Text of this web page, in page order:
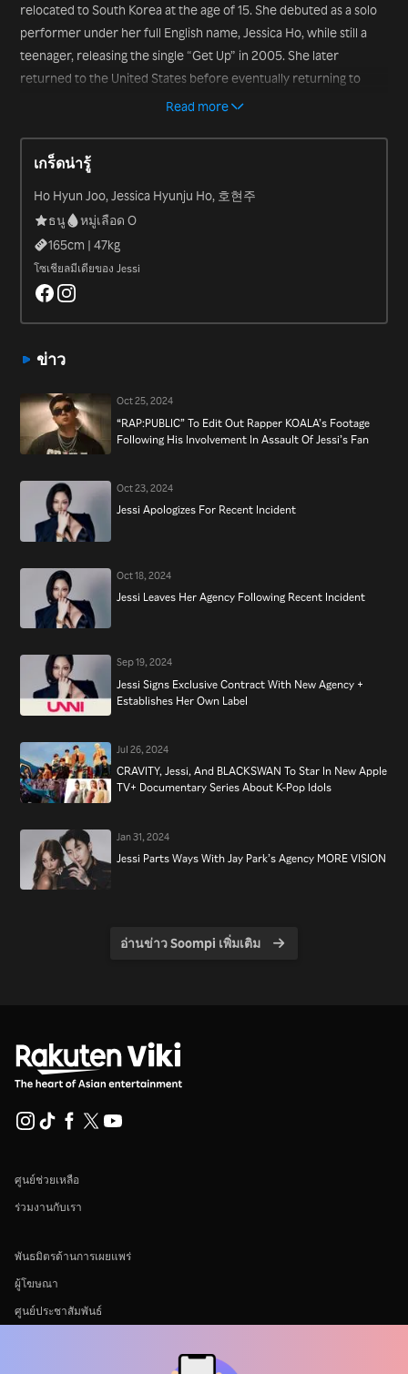
relocated to South Korea at the age of 15. She debuted as a solo
performer under her full English name, Jessica Ho, while still a
teenager, releasing the single “Get Up” in 2005. She later
returned to the United States before eventually returning to
South Korea and joining the three-member pop and rap group
rap contest, finishing second in the final placing. She then went
on to launch a successful solo career, also appearing on TV shows
like “Sister’s Slam Dunk” (2016).
Read more
เกร็ดน่ารู้
Ho Hyun Joo, Jessica Hyunju Ho, 호현주
ธนู
หมู่เลือด O
165cm |47kg
โซเชียลมีเดียของ Jessi
ข่าว
Oct 25, 2024
“RAP:PUBLIC” To Edit Out Rapper KOALA’s Footage
Following His Involvement In Assault Of Jessi’s Fan
Oct 23, 2024
Jessi Apologizes For Recent Incident
Oct 18, 2024
Jessi Leaves Her Agency Following Recent Incident
Sep 19, 2024
Jessi Signs Exclusive Contract With New Agency +
Establishes Her Own Label
Jul 26, 2024
CRAVITY, Jessi, And BLACKSWAN To Star In New Apple
TV+ Documentary Series About K-Pop Idols
Jan 31, 2024
Jessi Parts Ways With Jay Park’s Agency MORE VISION
อ่านข่าว Soompi เพิ่มเติม
ศูนย์ช่วยเหลือ
ร่วมงานกับเรา
พันธมิตรด้านการเผยแพร่
ผู้โฆษณา
ศูนย์ประชาสัมพันธ์